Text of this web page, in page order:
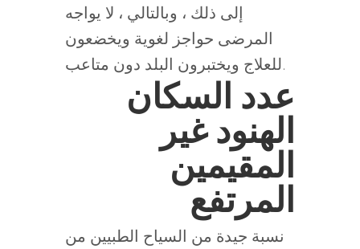
إلى ذلك ، وبالتالي ، لا يواجه
المرضى حواجز لغوية ويخضعون
للعلاج ويختبرون البلد دون متاعب.
عدد السكان
الهنود غير
المقيمين
المرتفع
نسبة جيدة من السياح الطبيين من